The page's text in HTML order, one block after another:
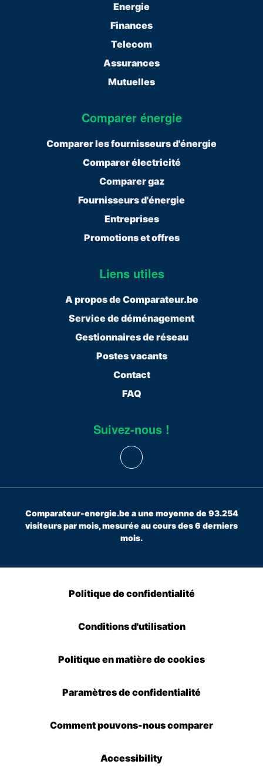
Energie
Finances
Telecom
Assurances
Mutuelles
Comparer énergie
Comparer les fournisseurs d'énergie
Comparer électricité
Comparer gaz
Fournisseurs d'énergie
Entreprises
Promotions et offres
Liens utiles
A propos de Comparateur.be
Service de déménagement
Gestionnaires de réseau
Postes vacants
Contact
FAQ
Suivez-nous !
Comparateur-energie.be a une moyenne de 93.254
visiteurs par mois, mesurée au cours des 6 derniers
mois.
Politique de confidentialité
Conditions d'utilisation
Politique en matière de cookies
Paramètres de confidentialité
Comment pouvons-nous comparer
Accessibility